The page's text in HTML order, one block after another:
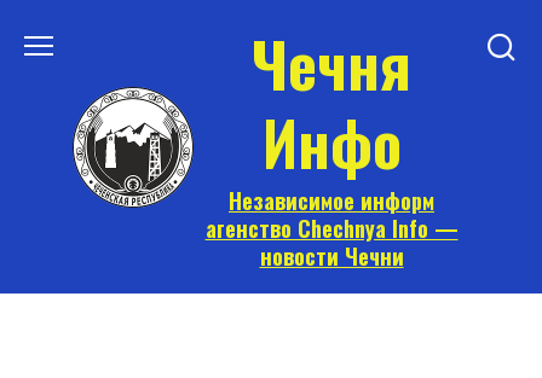
Чечня
Инфо
Независимое информ
агенство Chechnya Info —
новости Чечни